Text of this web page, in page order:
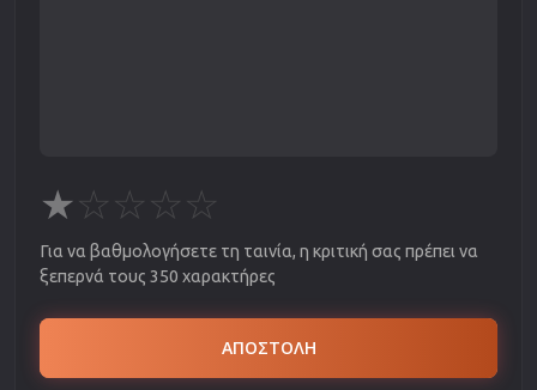
★☆☆☆☆
Για να βαθμολογήσετε τη ταινία, η κριτική σας πρέπει να
ξεπερνά τους 350 χαρακτήρες
ΑΠΟΣΤΟΛΗ